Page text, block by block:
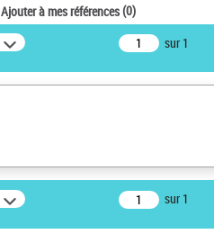
Ajouter à mes références(0)
sur 1
sur 1